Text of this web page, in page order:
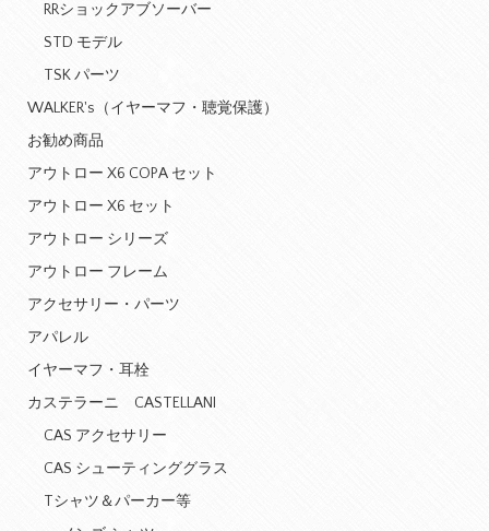
RRショックアブソーバー
STD モデル
TSK パーツ
WALKER's（イヤーマフ・聴覚保護）
お勧め商品
アウトロー X6 COPA セット
アウトロー X6 セット
アウトロー シリーズ
アウトロー フレーム
アクセサリー・パーツ
アパレル
イヤーマフ・耳栓
カステラーニ CASTELLANI
CAS アクセサリー
CAS シューティンググラス
Tシャツ＆パーカー等